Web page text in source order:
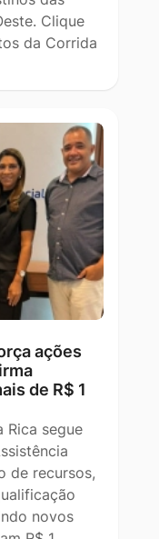
Clique
da Corrida
ações
de R$ 1
Rica segue
de recursos,
novos